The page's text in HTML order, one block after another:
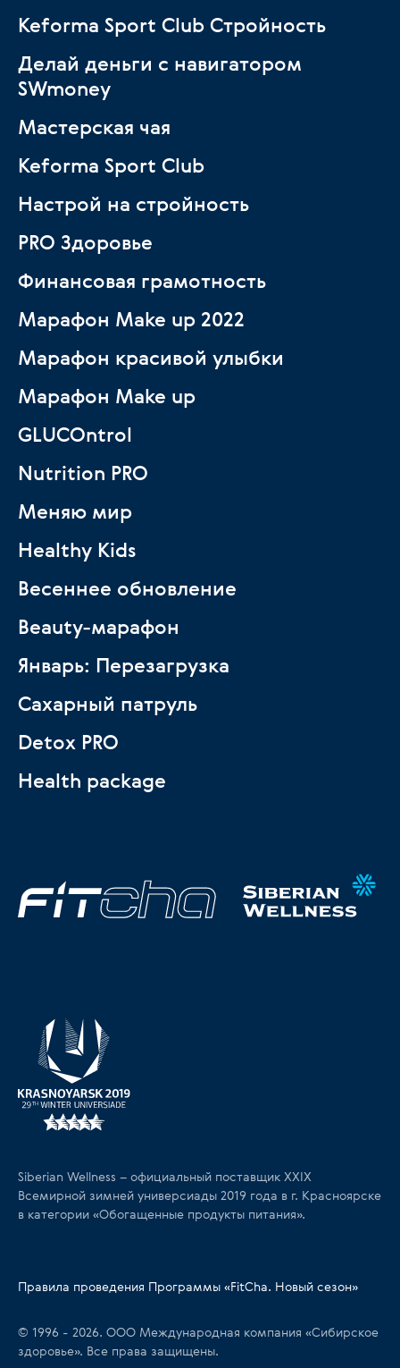
Keforma Sport Club Стройность
Делай деньги с навигатором
SWmoney
Мастерская чая
Keforma Sport Club
Настрой на стройность
PRO Здоровье
Финансовая грамотность
Марафон Make up 2022
Марафон красивой улыбки
Марафон Make up
GLUCOntrol
Nutrition PRO
Меняю мир
Healthy Kids
Весеннее обновление
Beauty-марафон
Январь: Перезагрузка
Сахарный патруль
Detox PRO
Health package
Siberian Wellness – официальный поставщик XXIX
Всемирной зимней универсиады 2019 года в г. Красноярске
в категории «Обогащенные продукты питания».
Правила проведения Программы «FitCha. Новый сезон»
© 1996 - 2026. ООО Международная компания «Сибирское
здоровье». Все права защищены.